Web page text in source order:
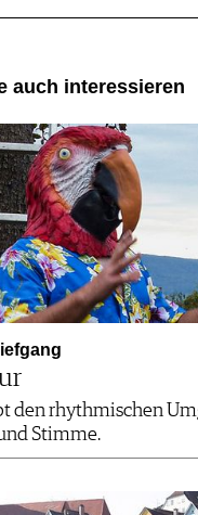
auch interessieren
den rhythmischen
Stimme.